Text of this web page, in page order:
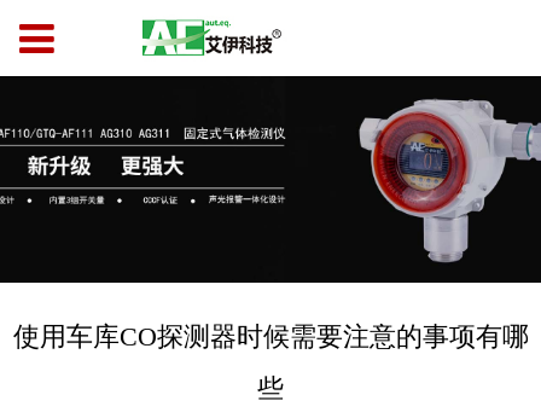
使用车库CO探测器时候需要注意的事项有哪
些